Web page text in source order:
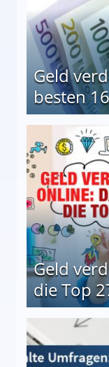
Geld
besten
Geld
die Top